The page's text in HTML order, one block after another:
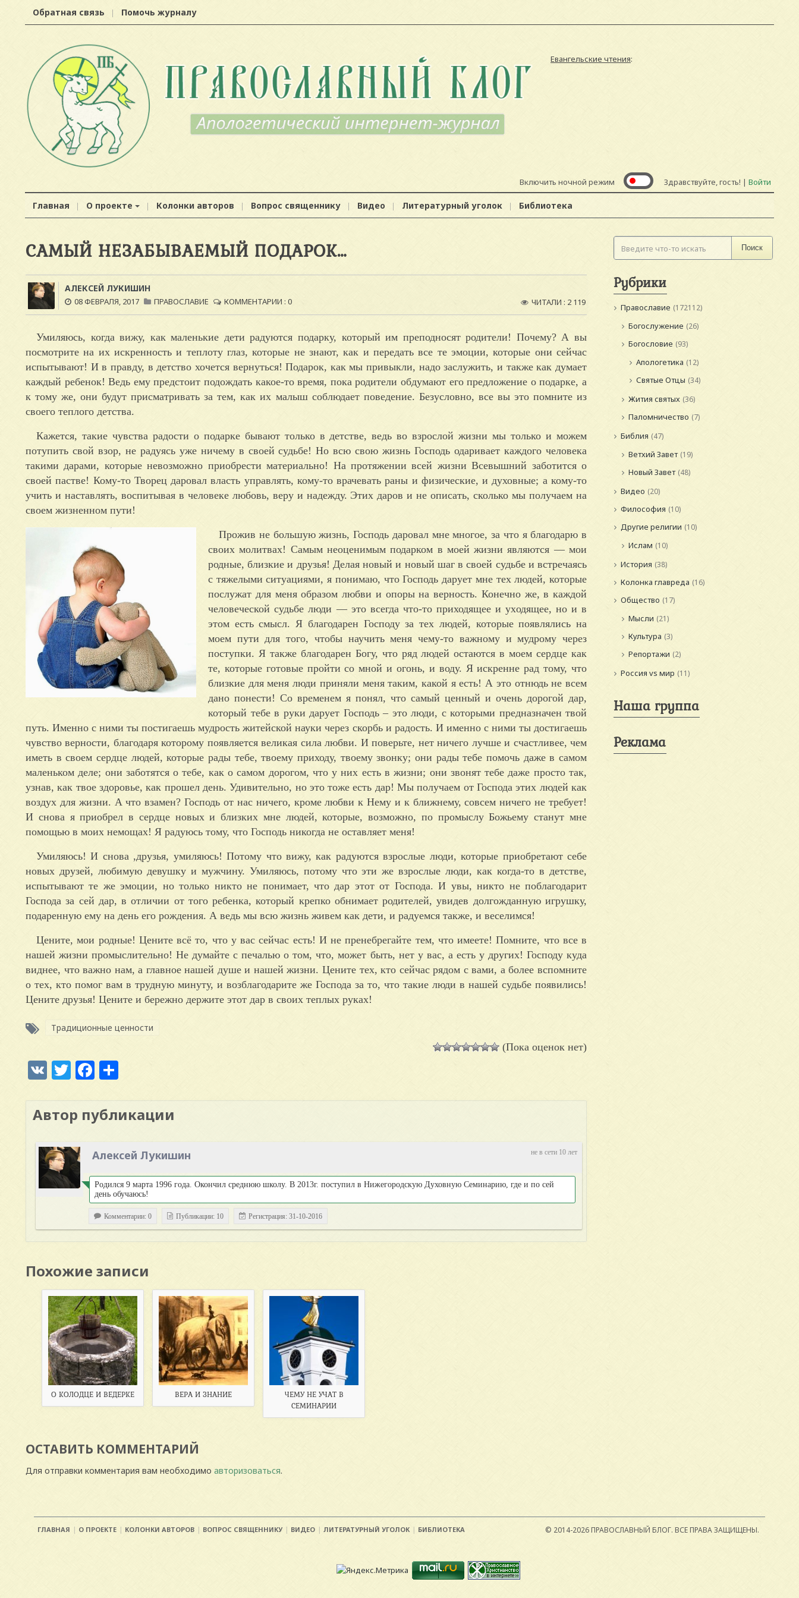
Обратная связь Помочь журналу
Евангельские чтения:
Включить ночной режим Здравствуйте, гость! | Войти
Главная О проекте Колонки авторов Вопрос священнику Видео Литературный уголок Библиотека
САМЫЙ НЕЗАБЫВАЕМЫЙ ПОДАРОК…
АЛЕКСЕЙ ЛУКИШИН
08 ФЕВРАЛЯ, 2017 ПРАВОСЛАВИЕ КОММЕНТАРИИ : 0 ЧИТАЛИ : 2 119
Умиляюсь, когда вижу, как маленькие дети радуются подарку, который им преподносят родители! Почему? А вы
посмотрите на их искренность и теплоту глаз, которые не знают, как и передать все те эмоции, которые они сейчас
испытывают! И в правду, в детство хочется вернуться! Подарок, как мы привыкли, надо заслужить, и также как думает
каждый ребенок! Ведь ему предстоит подождать какое-то время, пока родители обдумают его предложение о подарке, а
к тому же, они будут присматривать за тем, как их малыш соблюдает поведение. Безусловно, все вы это помните из
своего теплого детства.
Кажется, такие чувства радости о подарке бывают только в детстве, ведь во взрослой жизни мы только и можем
потупить свой взор, не радуясь уже ничему в своей судьбе! Но всю свою жизнь Господь одаривает каждого человека
такими дарами, которые невозможно приобрести материально! На протяжении всей жизни Всевышний заботится о
своей пастве! Кому-то Творец даровал власть управлять, кому-то врачевать раны и физические, и духовные; а кому-то
учить и наставлять, воспитывая в человеке любовь, веру и надежду. Этих даров и не описать, сколько мы получаем на
своем жизненном пути!
Прожив не большую жизнь, Господь даровал мне многое, за что я благодарю в
своих молитвах! Самым неоценимым подарком в моей жизни являются — мои
родные, близкие и друзья! Делая новый и новый шаг в своей судьбе и встречаясь
с тяжелыми ситуациями, я понимаю, что Господь дарует мне тех людей, которые
послужат для меня образом любви и опоры на верность. Конечно же, в каждой
человеческой судьбе люди — это всегда что-то приходящее и уходящее, но и в
этом есть смысл. Я благодарен Господу за тех людей, которые появлялись на
моем пути для того, чтобы научить меня чему-то важному и мудрому через
поступки. Я также благодарен Богу, что ряд людей остаются в моем сердце как
те, которые готовые пройти со мной и огонь, и воду. Я искренне рад тому, что
близкие для меня люди приняли меня таким, какой я есть! А это отнюдь не всем
дано понести! Со временем я понял, что самый ценный и очень дорогой дар,
который тебе в руки дарует Господь – это люди, с которыми предназначен твой
путь. Именно с ними ты постигаешь мудрость житейской науки через скорбь и радость. И именно с ними ты достигаешь
чувство верности, благодаря которому появляется великая сила любви. И поверьте, нет ничего лучше и счастливее, чем
иметь в своем сердце людей, которые рады тебе, твоему приходу, твоему звонку; они рады тебе помочь даже в самом
маленьком деле; они заботятся о тебе, как о самом дорогом, что у них есть в жизни; они звонят тебе даже просто так,
узнав, как твое здоровье, как прошел день. Удивительно, но это тоже есть дар! Мы получаем от Господа этих людей как
воздух для жизни. А что взамен? Господь от нас ничего, кроме любви к Нему и к ближнему, совсем ничего не требует!
И снова я приобрел в сердце новых и близких мне людей, которые, возможно, по промыслу Божьему станут мне
помощью в моих немощах! Я радуюсь тому, что Господь никогда не оставляет меня!
Умиляюсь! И снова ,друзья, умиляюсь! Потому что вижу, как радуются взрослые люди, которые приобретают себе
новых друзей, любимую девушку и мужчину. Умиляюсь, потому что эти же взрослые люди, как когда-то в детстве,
испытывают те же эмоции, но только никто не понимает, что дар этот от Господа. И увы, никто не поблагодарит
Господа за сей дар, в отличии от того ребенка, который крепко обнимает родителей, увидев долгожданную игрушку,
подаренную ему на день его рождения. А ведь мы всю жизнь живем как дети, и радуемся также, и веселимся!
Цените, мои родные! Цените всё то, что у вас сейчас есть! И не пренебрегайте тем, что имеете! Помните, что все в
нашей жизни промыслительно! Не думайте с печалью о том, что, может быть, нет у вас, а есть у других! Господу куда
виднее, что важно нам, а главное нашей душе и нашей жизни. Цените тех, кто сейчас рядом с вами, а более вспомните
о тех, кто помог вам в трудную минуту, и возблагодарите же Господа за то, что такие люди в нашей судьбе появились!
Цените друзья! Цените и бережно держите этот дар в своих теплых руках!
Традиционные ценности
(Пока оценок нет)
VK TwitterFacebook
Автор публикации
не в сети 10 лет
Алексей Лукишин
Родился 9 марта 1996 года. Окончил среднюю школу. В 2013г. поступил в Нижегородскую Духовную Семинарию, где и по сей
день обучаюсь!
Комментарии: 0 Публикации: 10 Регистрация: 31-10-2016
Похожие записи
О КОЛОДЦЕ И ВЕДЕРКЕ ВЕРА И ЗНАНИЕ
ЧЕМУ НЕ УЧАТ В
СЕМИНАРИИ
ОСТАВИТЬ КОММЕНТАРИЙ
Для отправки комментария вам необходимо авторизоваться.
Поиск
Рубрики
Православие (172112)
Богослужение (26)
Богословие (93)
Апологетика (12)
Святые Отцы (34)
Жития святых (36)
Паломничество (7)
Библия (47)
Ветхий Завет (19)
Новый Завет (48)
Видео (20)
Философия (10)
Другие религии (10)
Ислам (10)
История (38)
Колонка главреда (16)
Общество (17)
Мысли (21)
Культура (3)
Репортажи (2)
Россия vs мир (11)
Наша группа
Реклама
ГЛАВНАЯ О ПРОЕКТЕ КОЛОНКИ АВТОРОВ ВОПРОС СВЯЩЕННИКУ ВИДЕО ЛИТЕРАТУРНЫЙ УГОЛОК БИБЛИОТЕКА © 2014-2026 ПРАВОСЛАВНЫЙ БЛОГ. ВСЕ ПРАВА ЗАЩИЩЕНЫ.